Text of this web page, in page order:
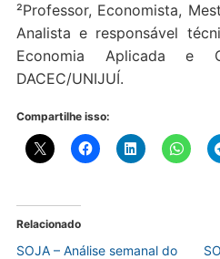
²Professor, Economista,
Analista e responsável
Economia Aplicada e
DACEC/UNIJUÍ.
Compartilhe isso:
Relacionado
SOJA – Análise semanal do